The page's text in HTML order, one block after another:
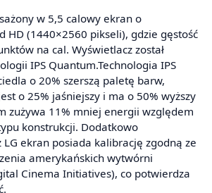
w 5,5 calowy ekran o
HD (1440×2560 pikseli), gdzie gęstość
na cal. Wyświetlacz został
IPS Quantum.Technologia IPS
o 20% szerszą paletę barw,
o 25% jaśniejszy i ma o 50% wyższy
zużywa 11% mniej energii względem
konstrukcji. Dodatkowo
LG ekran posiada kalibrację zgodną ze
amerykańskich wytwórni
Cinema Initiatives), co potwierdza